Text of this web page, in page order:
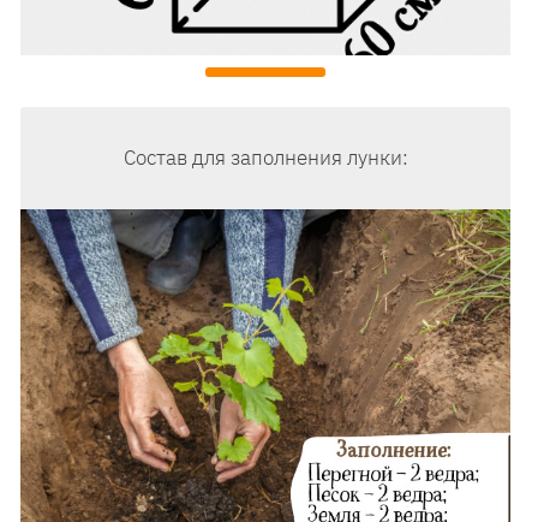
Состав для заполнения лунки: